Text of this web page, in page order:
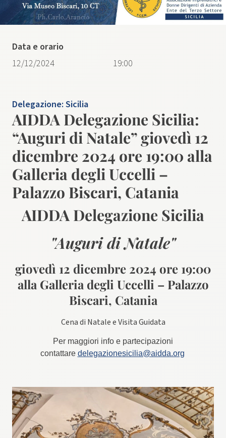
Delegazione:Sicilia
AIDDA Delegazione Sicilia:
“Auguri di Natale” giovedì 12
dicembre 2024 ore 19:00 alla
Galleria degli Uccelli –
Palazzo Biscari, Catania
AIDDA Delegazione Sicilia
"Auguri di Natale"
giovedì 12 dicembre 2024 ore 19:00
alla Galleria degli Uccelli – Palazzo
Biscari, Catania
Cena di Natale e Visita Guidata
Per maggiori info e partecipazioni
contattare delegazionesicilia@aidda.org
Data e orario
12/12/2024
19:00